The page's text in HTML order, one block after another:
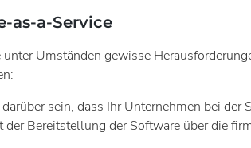
as-a-Service
Umständen gewisse
sein, dass Ihr Unternehmen bei
Bereitstellung der Software über die